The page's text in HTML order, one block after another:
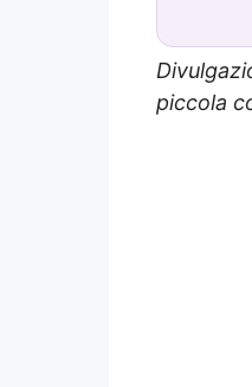
piccola